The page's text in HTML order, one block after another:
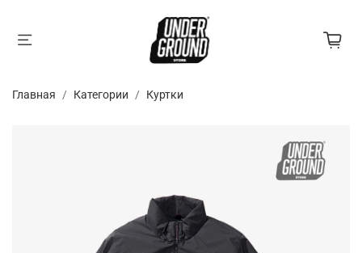
Главная Категории Куртки